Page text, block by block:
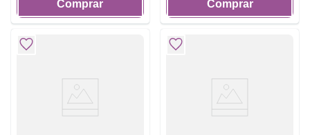
Comprar Comprar